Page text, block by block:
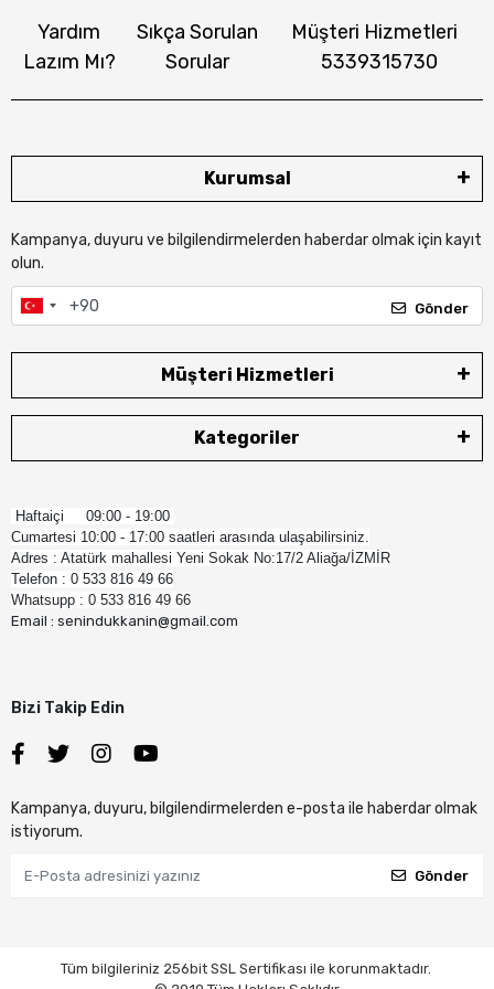
Yardım
Lazım Mı?
Sıkça Sorulan
Sorular
Müşteri Hizmetleri
5339315730
Kurumsal
Kampanya, duyuru ve bilgilendirmelerden haberdar olmak için kayıt
olun.
Gönder
Müşteri Hizmetleri
Kategoriler
Haftaiçi 09:00 - 19:00
Cumartesi 10:00 - 17:00 saatleri arasında ulaşabilirsiniz.
Adres : Atatürk mahallesi Yeni Sokak No:17/2 Aliağa/İZMİR
Telefon : 0 533 816 49 66
Whatsupp : 0 533 816 49 66
Email : senindukkanin@gmail.com
Bizi Takip Edin
Kampanya, duyuru, bilgilendirmelerden e-posta ile haberdar olmak
istiyorum.
Gönder
Tüm bilgileriniz 256bit SSL Sertifikası ile korunmaktadır.